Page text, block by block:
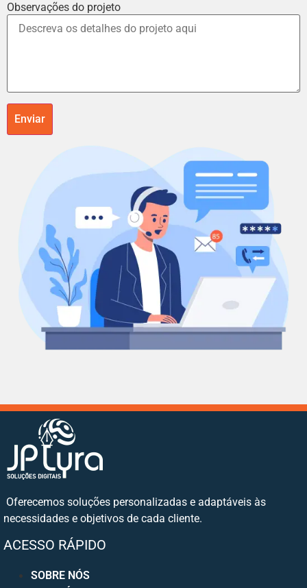
Observações do projeto
Enviar
Oferecemos soluções personalizadas e adaptáveis às
necessidades e objetivos de cada cliente.
ACESSO RÁPIDO
SOBRE NÓS